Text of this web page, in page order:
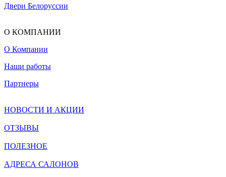
Двери Белоруссии
О КОМПАНИИ
О Компании
Наши работы
Партнеры
НОВОСТИ И АКЦИИ
ОТЗЫВЫ
ПОЛЕЗНОЕ
АДРЕСА САЛОНОВ